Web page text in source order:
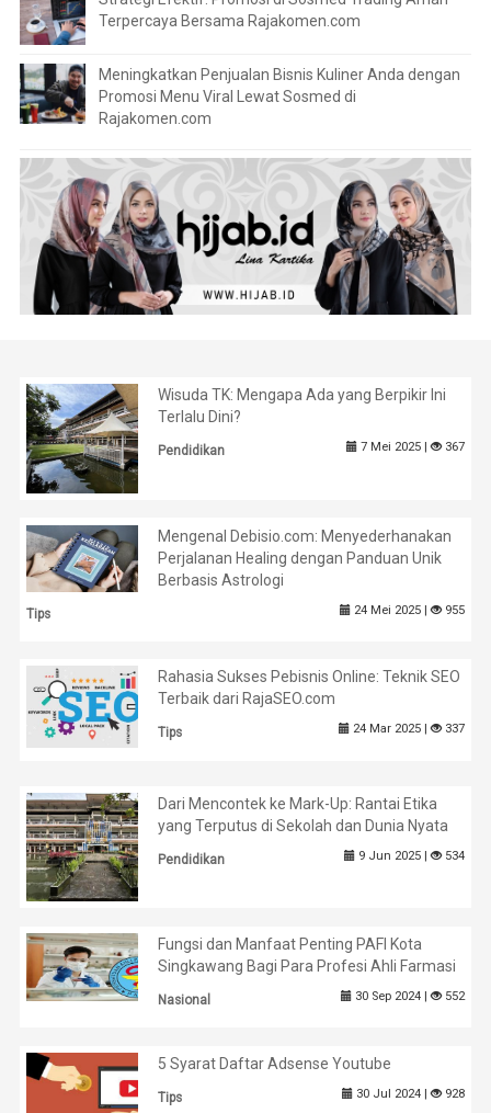
Terpercaya Bersama Rajakomen.com
Meningkatkan Penjualan Bisnis Kuliner Anda dengan
Promosi Menu Viral Lewat Sosmed di
Rajakomen.com
Wisuda TK: Mengapa Ada yang Berpikir Ini
Terlalu Dini?
Pendidikan 7 Mei 2025 | 367
Mengenal Debisio.com: Menyederhanakan
Perjalanan Healing dengan Panduan Unik
Berbasis Astrologi
Tips 24 Mei 2025 | 955
Rahasia Sukses Pebisnis Online: Teknik SEO
Terbaik dari RajaSEO.com
Tips 24 Mar 2025 | 337
Dari Mencontek ke Mark-Up: Rantai Etika
yang Terputus di Sekolah dan Dunia Nyata
Pendidikan 9 Jun 2025 | 534
Fungsi dan Manfaat Penting PAFI Kota
Singkawang Bagi Para Profesi Ahli Farmasi
Nasional 30 Sep 2024 | 552
5 Syarat Daftar Adsense Youtube
Tips 30 Jul 2024 | 928